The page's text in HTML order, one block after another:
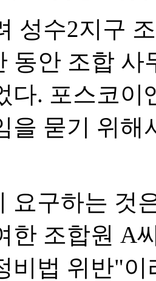
성수2지구
동안 조합
다. 포스코이
을 묻기 위해
요구하는 것
한 조합원 A
비법 위반"